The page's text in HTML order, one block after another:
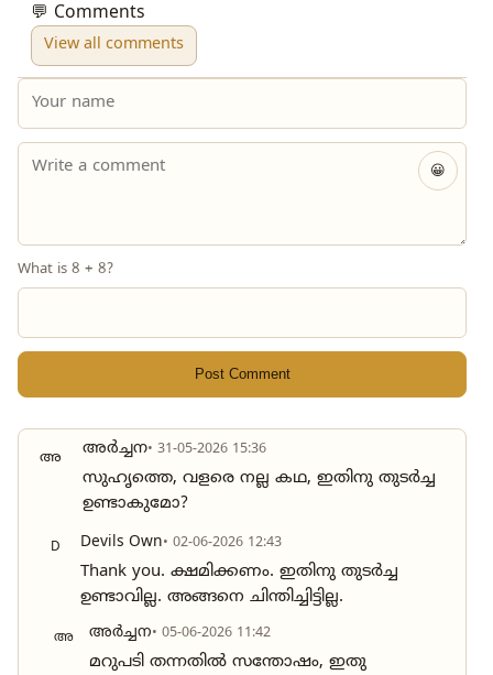
💬 Comments
View all comments
😀
What is 8 + 8?
Post Comment
അ അർച്ചന• 31-05-2026 15:36
സുഹൃത്തെ, വളരെ നല്ല കഥ, ഇതിനു തുടർച്ച
ഉണ്ടാകുമോ?
D Devils Own• 02-06-2026 12:43
Thank you. ക്ഷമിക്കണം. ഇതിനു തുടർച്ച
ഉണ്ടാവില്ല. അങ്ങനെ ചിന്തിച്ചിട്ടില്ല.
അ അർച്ചന• 05-06-2026 11:42
മറുപടി തന്നതിൽ സന്തോഷം, ഇതു